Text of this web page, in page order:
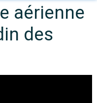
aérienne
des